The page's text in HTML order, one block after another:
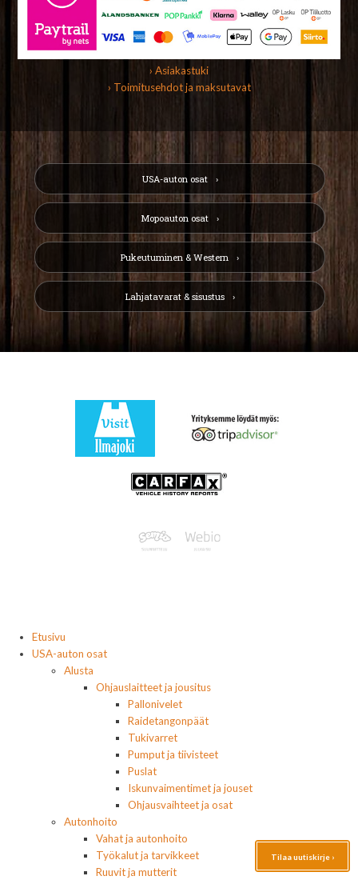
› Asiakastuki
› Toimitusehdot ja maksutavat
USA-auton osat
Mopoauton osat
Pukeutuminen & Western
Lahjatavarat & sisustus
Etusivu
USA-auton osat
Alusta
Ohjauslaitteet ja jousitus
Pallonivelet
Raidetangonpäät
Tukivarret
Pumput ja tiivisteet
Puslat
Iskunvaimentimet ja jouset
Ohjausvaihteet ja osat
Autonhoito
Vahat ja autonhoito
Työkalut ja tarvikkeet
Ruuvit ja mutterit
Tilaa uutiskirje ›